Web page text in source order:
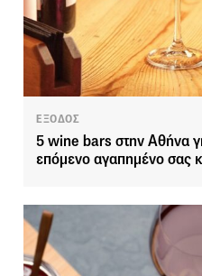
ΕΞΟΔΟΣ
5 wine bars στην Αθήνα
επόμενο αγαπημένο σας